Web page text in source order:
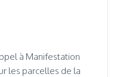
à Manifestation
les parcelles de la